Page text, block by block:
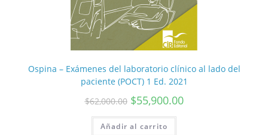
Ospina – Exámenes del laboratorio clínico al lado del
paciente (POCT) 1 Ed. 2021
$62,000.00 $55,900.00
Añadir al carrito